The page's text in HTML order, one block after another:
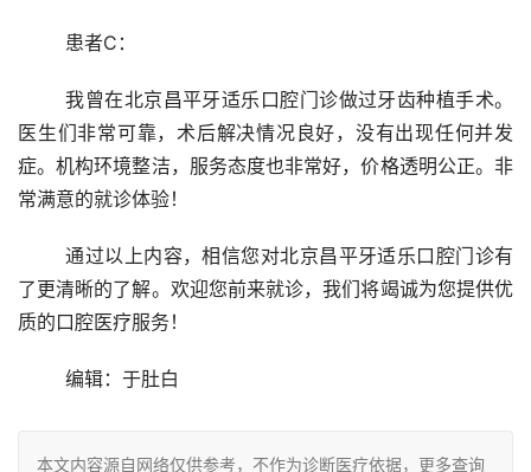
	患者C：
	我曾在北京昌平牙适乐口腔门诊做过牙齿种植手术。
医生们非常可靠，术后解决情况良好，没有出现任何并发
症。机构环境整洁，服务态度也非常好，价格透明公正。非
常满意的就诊体验！
	通过以上内容，相信您对北京昌平牙适乐口腔门诊有
了更清晰的了解。欢迎您前来就诊，我们将竭诚为您提供优
质的口腔医疗服务！
	编辑：于肚白
本文内容源自网络仅供参考，不作为诊断医疗依据，更多查询